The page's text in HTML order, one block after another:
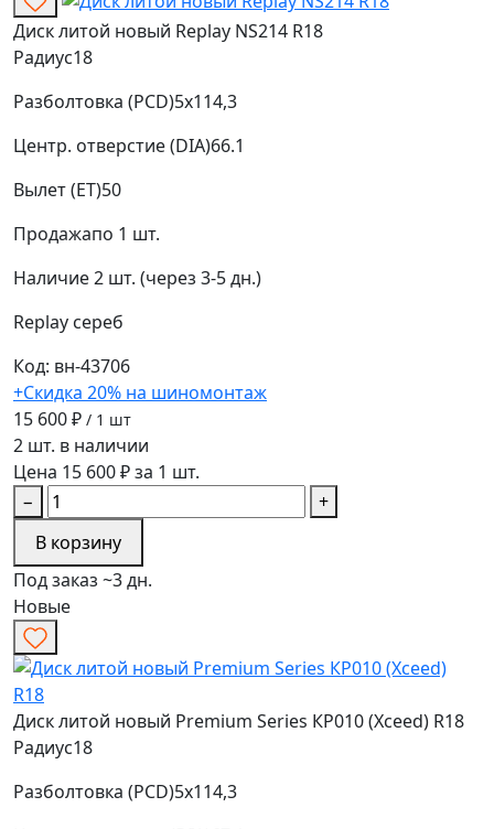
Диск литой новый Replay NS214 R18
Радиус18
Разболтовка (PCD)5x114,3
Центр. отверстие (DIA)66.1
Вылет (ET)50
Продажапо 1 шт.
Наличие2 шт. (через 3-5 дн.)
Replay сереб
Код: вн-43706
+Скидка 20% на шиномонтаж
15 600 ₽ / 1 шт
2 шт. в наличии
Цена 15 600 ₽ за 1 шт.
−
+
В корзину
Под заказ ~3 дн.
Новые
Диск литой новый Premium Series КР010 (Xceed) R18
Радиус18
Разболтовка (PCD)5x114,3